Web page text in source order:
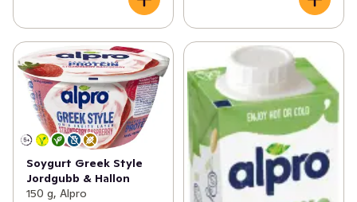
Soygurt Greek Style
Jordgubb & Hallon
150 g, Alpro